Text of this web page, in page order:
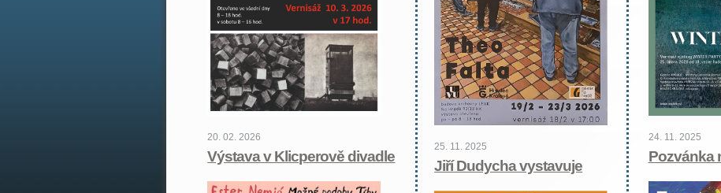
20. 02. 2026
Výstava v Klicperově divadle
24. 11. 2025
Pozvánka
25. 11. 2025
Jiří Dudycha vystavuje